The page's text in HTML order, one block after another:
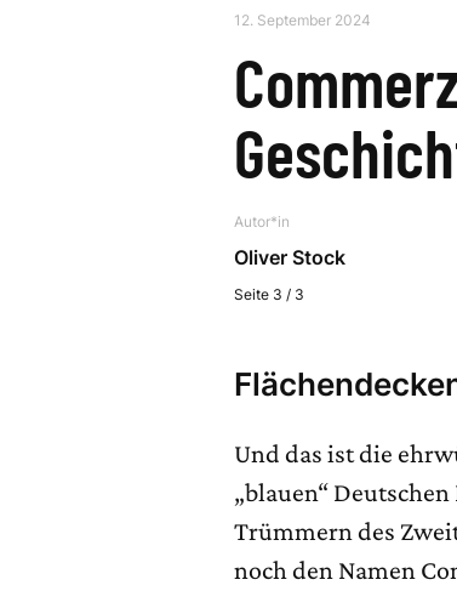
12. September 2024
Autor*in
Oliver Stock
Seite 3 / 3
Und das ist die
„blauen“
Trümmern des
noch den Namen